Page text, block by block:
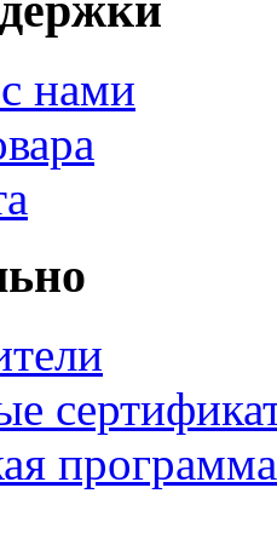
нами
программа